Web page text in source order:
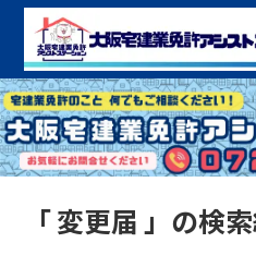
「 変更届 」の検